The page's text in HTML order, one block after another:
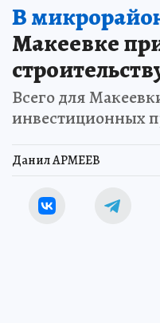
В
Макеевке
Всего для
инвестиционных
Данил АРМЕЕВ